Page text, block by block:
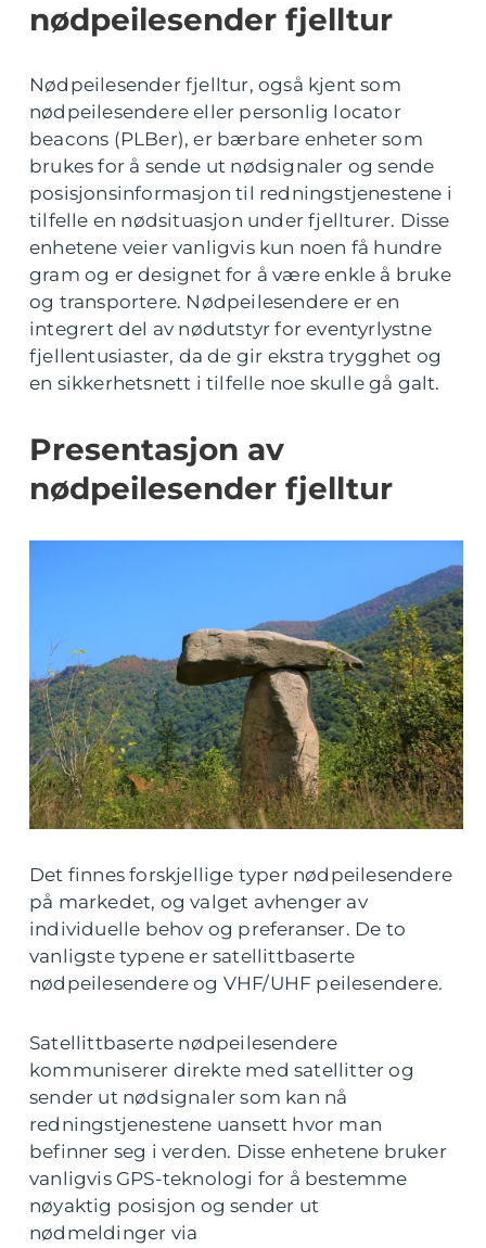
nødpeilesender fjelltur
Nødpeilesender fjelltur, også kjent som
nødpeilesendere eller personlig locator
beacons (PLBer), er bærbare enheter som
brukes for å sende ut nødsignaler og sende
posisjonsinformasjon til redningstjenestene i
tilfelle en nødsituasjon under fjellturer. Disse
enhetene veier vanligvis kun noen få hundre
gram og er designet for å være enkle å bruke
og transportere. Nødpeilesendere er en
integrert del av nødutstyr for eventyrlystne
fjellentusiaster, da de gir ekstra trygghet og
en sikkerhetsnett i tilfelle noe skulle gå galt.
Presentasjon av
nødpeilesender fjelltur
Det finnes forskjellige typer nødpeilesendere
på markedet, og valget avhenger av
individuelle behov og preferanser. De to
vanligste typene er satellittbaserte
nødpeilesendere og VHF/UHF peilesendere.
Satellittbaserte nødpeilesendere
kommuniserer direkte med satellitter og
sender ut nødsignaler som kan nå
redningstjenestene uansett hvor man
befinner seg i verden. Disse enhetene bruker
vanligvis GPS-teknologi for å bestemme
nøyaktig posisjon og sender ut
nødmeldinger via